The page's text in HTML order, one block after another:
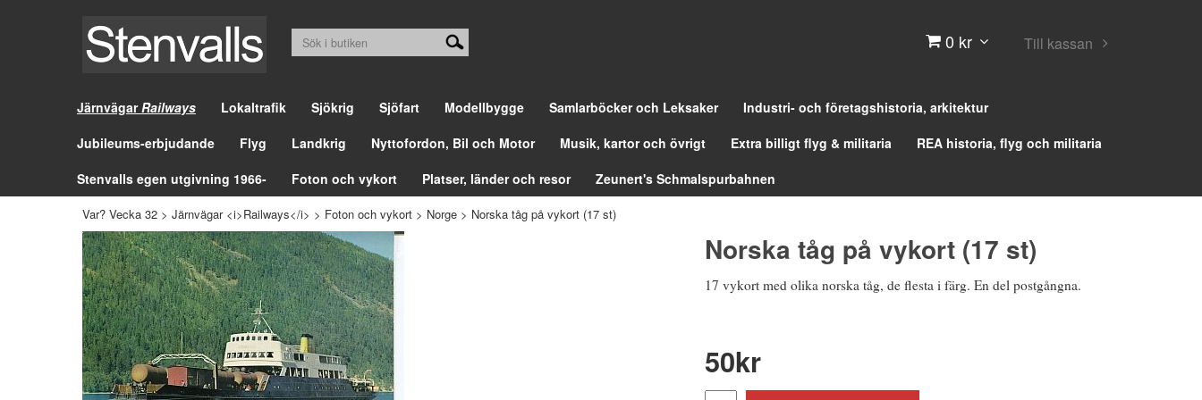
0 kr Till kassan
JärnvägarRailways Lokaltrafik Sjökrig Sjöfart Modellbygge Samlarböcker och Leksaker
Industri- och företagshistoria, arkitektur
Jubileums-erbjudande
Flyg Landkrig Nyttofordon, Bil och Motor Musik, kartor och övrigt Extra billigt flyg & militaria
REA historia, flyg och militaria
Stenvalls egen utgivning 1966-
Foton och vykort Platser, länder och resor Zeunert's Schmalspurbahnen
Var? Vecka 32 > Järnvägar <i>Railways</i> > Foton och vykort > Norge > Norska tåg på vykort (17 st)
Norska tåg på vykort (17 st)
17 vykort med olika norska tåg, de flesta i färg. En del postgångna.
50kr